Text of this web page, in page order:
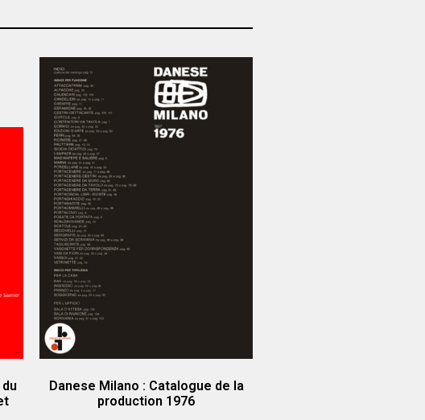
Danese Milano : Catalogue de la
production 1976